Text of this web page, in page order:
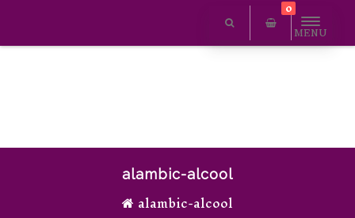
0
MENU
alambic-alcool
alambic-alcool